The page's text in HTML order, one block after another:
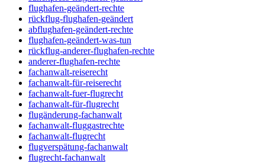
flughafen-geändert-rechte
rückflug-flughafen-geändert
abflughafen-geändert-rechte
flughafen-geändert-was-tun
rückflug-anderer-flughafen-rechte
anderer-flughafen-rechte
fachanwalt-reiserecht
fachanwalt-für-reiserecht
fachanwalt-fuer-flugrecht
fachanwalt-für-flugrecht
flugänderung-fachanwalt
fachanwalt-fluggastrechte
fachanwalt-flugrecht
flugverspätung-fachanwalt
flugrecht-fachanwalt